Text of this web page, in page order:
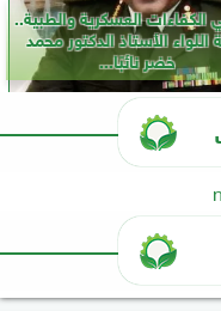
الكفاءات العسكرية والطبية..
اللواء الأستاذ الدكتور محمد
خضر نائبًا...